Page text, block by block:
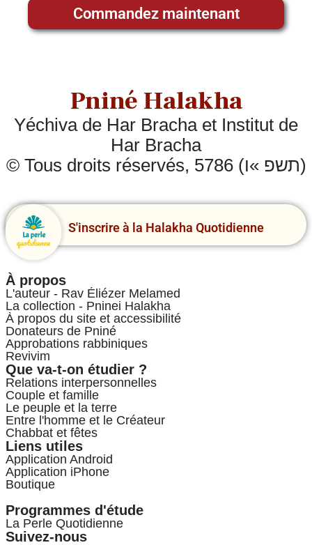
Commandez maintenant
Pniné Halakha
Yéchiva de Har Bracha et Institut de
Har Bracha
© Tous droits réservés, 5786 (תשפ »ו)
S'inscrire à la Halakha Quotidienne
À propos
L'auteur - Rav Éliézer Melamed
La collection - Pninei Halakha
À propos du site et accessibilité
Donateurs de Pniné
Approbations rabbiniques
Revivim
Que va-t-on étudier ?
Relations interpersonnelles
Couple et famille
Le peuple et la terre
Entre l'homme et le Créateur
Chabbat et fêtes
Liens utiles
Application Android
Application iPhone
Boutique
Programmes d'étude
La Perle Quotidienne
Suivez-nous